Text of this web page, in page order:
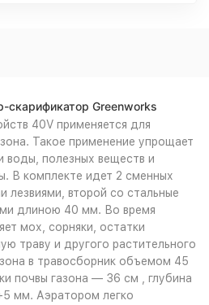
скарификатор Greenworks
40V применяется для
Такое применение упрощает
воды, полезных веществ и
В комплекте идет 2 сменных
лезвиями, второй со стальные
длиною 40 мм. Во время
мох, сорняки, остатки
траву и другого растительного
в травосборник объемом 45
почвы газона — 36 см , глубина
мм. Аэратором легко